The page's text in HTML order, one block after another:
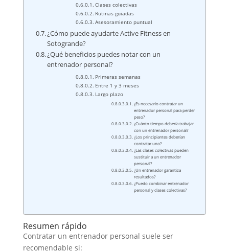
Clases colectivas
Rutinas guiadas
Asesoramiento puntual
¿Cómo puede ayudarte Active Fitness en
Sotogrande?
¿Qué beneficios puedes notar con un
entrenador personal?
Primeras semanas
Entre 1 y 3 meses
Largo plazo
¿Es necesario contratar un
entrenador personal para perder
peso?
¿Cuánto tiempo debería trabajar
con un entrenador personal?
¿Los principiantes deberían
contratar uno?
¿Las clases colectivas pueden
sustituir a un entrenador
personal?
¿Un entrenador garantiza
resultados?
¿Puedo combinar entrenador
personal y clases colectivas?
Resumen rápido
Contratar un entrenador personal suele ser
recomendable si: